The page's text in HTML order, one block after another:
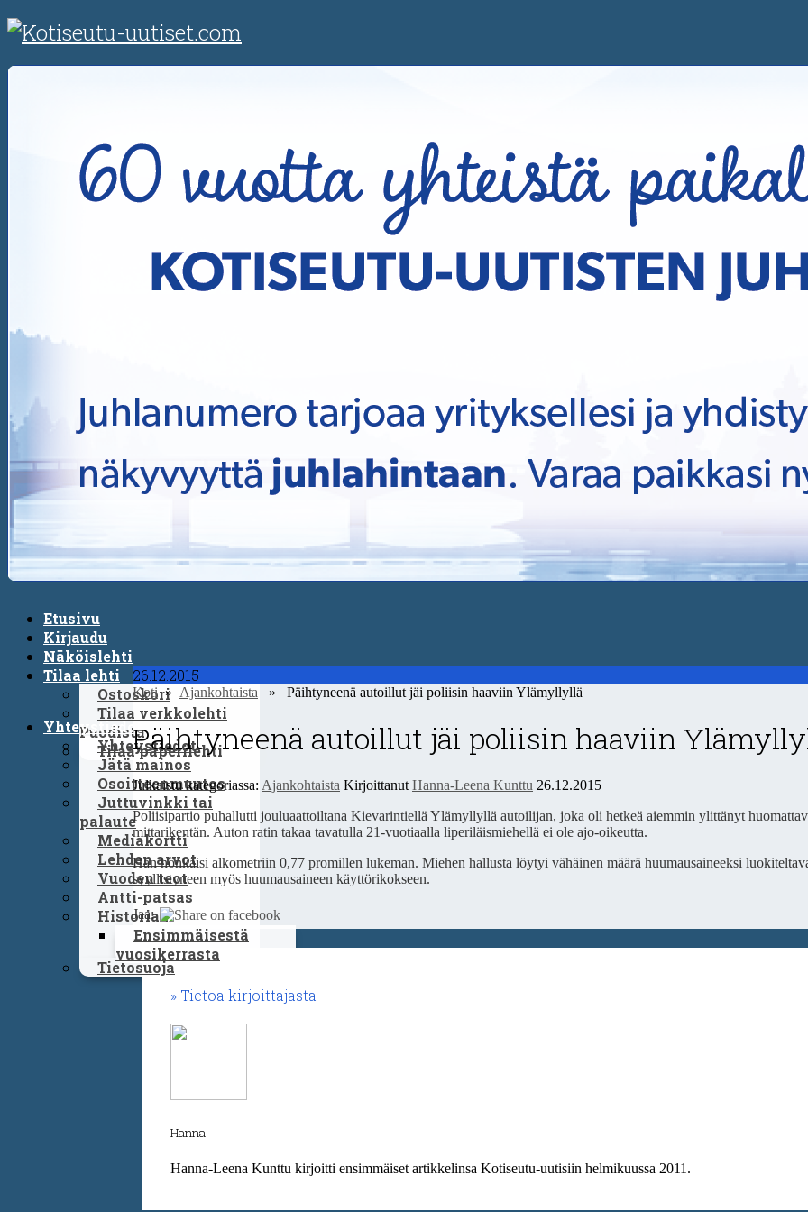
Etusivu
Kirjaudu
Näköislehti
Tilaa lehti
Ostoskori
Tilaa verkkolehti
Puodista
Tilaa paperilehti
Yhteystiedot
Yhteystiedot
Jätä mainos
Osoitteenmuutos
Juttuvinkki tai
palaute
Mediakortti
Lehden arvot
Vuoden teot
Antti-patsas
Historiaa
Ensimmäisestä
vuosikerrasta
Tietosuoja
26.12.2015
Koti» Ajankohtaista » Päihtyneenä autoillut jäi poliisin haaviin Ylämyllyllä
Päihtyneenä autoillut jäi poliisin haaviin
Julkaistu kategoriassa: Ajankohtaista Kirjoittanut Hanna-Leena Kunttu 26.12.2015
Poliisipartio puhallutti jouluaattoiltana Kievarintiellä Ylämyllyllä autoilijan, joka oli hetkeä aiemmin ylittänyt
mittarikentän. Auton ratin takaa tavatulla 21-vuotiaalla liperiläismiehellä ei ole ajo-oikeutta.
Hän hönkäisi alkometriin 0,77 promillen lukeman. Miehen hallusta löytyi vähäinen määrä huumausaineeksi
syyllistyneen myös huumausaineen käyttörikokseen.
Jaa:
Tietoa kirjoittajasta
Hanna
Hanna-Leena Kunttu kirjoitti ensimmäiset artikkelinsa Kotiseutu-uutisiin helmikuussa 2011.